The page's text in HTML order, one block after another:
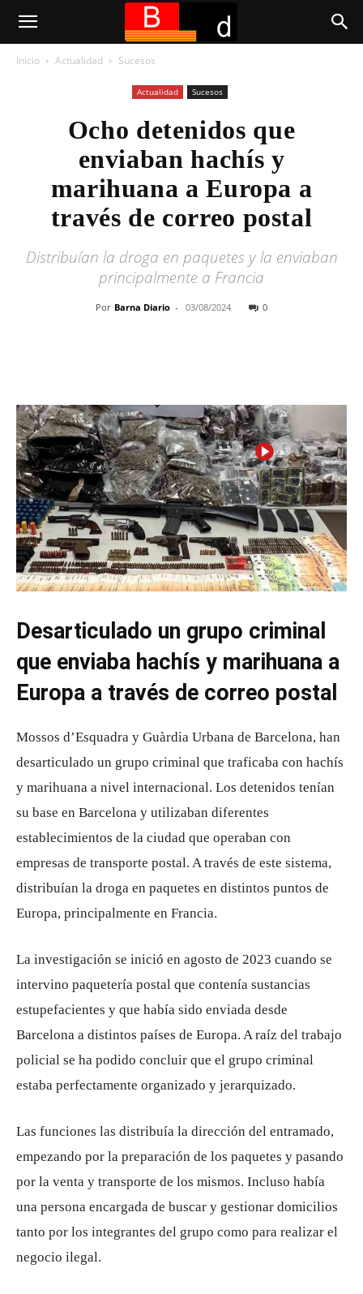
Inicio Actualidad Sucesos
Actualidad Sucesos
Ocho detenidos que
enviaban hachís y
marihuana a Europa a
través de correo postal
Distribuían la droga en paquetes y la enviaban
principalmente a Francia
Por Barna Diario - 03/08/2024 0
Desarticulado un grupo criminal
que enviaba hachís y marihuana a
Europa a través de correo postal
Mossos d’Esquadra y Guàrdia Urbana de Barcelona, ​​han
desarticulado un grupo criminal que traficaba con hachís
y marihuana a nivel internacional. Los detenidos tenían
su base en Barcelona y utilizaban diferentes
establecimientos de la ciudad que operaban con
empresas de transporte postal. A través de este sistema,
distribuían la droga en paquetes en distintos puntos de
Europa, principalmente en Francia.
La investigación se inició en agosto de 2023 cuando se
intervino paquetería postal que contenía sustancias
estupefacientes y que había sido enviada desde
Barcelona a distintos países de Europa. A raíz del trabajo
policial se ha podido concluir que el grupo criminal
estaba perfectamente organizado y jerarquizado.
Las funciones las distribuía la dirección del entramado,
empezando por la preparación de los paquetes y pasando
por la venta y transporte de los mismos. Incluso había
una persona encargada de buscar y gestionar domicilios
tanto por los integrantes del grupo como para realizar el
negocio ilegal.